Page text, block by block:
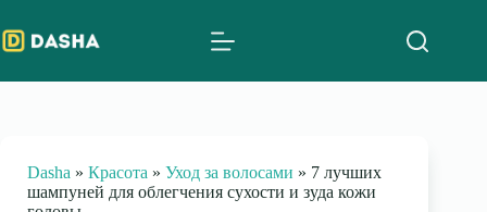
to
content
Dasha » Красота » Уход за волосами » 7 лучших
шампуней для облегчения сухости и зуда кожи